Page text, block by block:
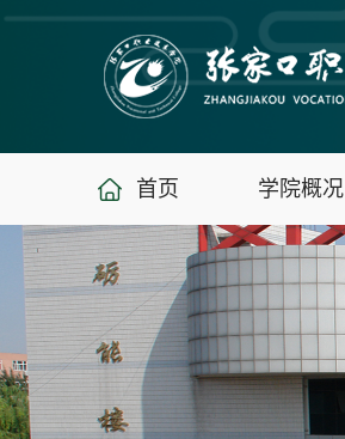
首页 学院概况